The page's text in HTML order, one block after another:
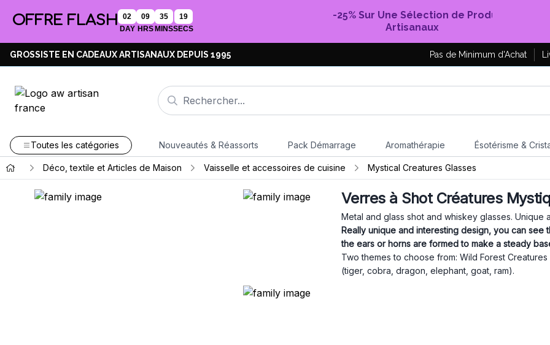
OFFRE FLASH
02
DAY
09
HRS
35
MINS
19
SECS
-25% Sur Une Sélection de Produits
Artisanaux
GROSSISTE EN CADEAUX ARTISANAUX DEPUIS 1995 Pas de Minimum d'Achat
Toutes les catégories Nouveautés & Réassorts Pack Démarrage Aromathérapie Ésotérisme &
Déco, textile et Articles de Maison Vaisselle et accessoires de cuisine Mystical Creatures Glasses
Verres à Shot Créatures
Metal and glass shot and whiskey glasses. Unique
Really unique and interesting design, you can
the ears or horns are formed to make a steady
Two themes to choose from: Wild Forest
(tiger, cobra, dragon, elephant, goat, ram).